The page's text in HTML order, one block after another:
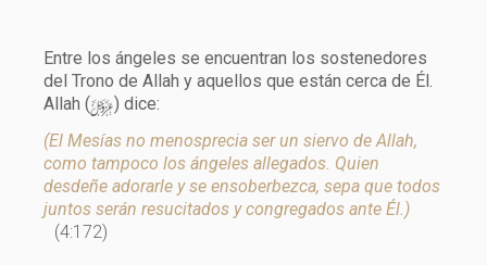
Entre los ángeles se encuentran los sostenedores
del Trono de Allah y aquellos que están cerca de Él.
Allah (y) dice:
(El Mesías no menosprecia ser un siervo de Allah,
como tampoco los ángeles allegados. Quien
desdeñe adorarle y se ensoberbezca, sepa que todos
juntos serán resucitados y congregados ante Él.)
(4:172)